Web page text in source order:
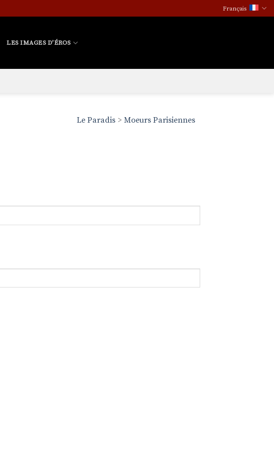
Français
LES IMAGES D’ÉROS
Le Paradis > Moeurs Parisiennes